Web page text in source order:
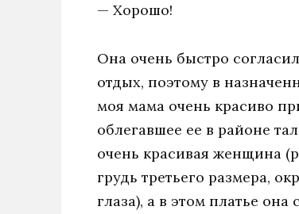
— Хорошо!
Она очень быстро
отдых, поэтому в
моя мама очень красиво
облегавшее ее в районе
очень красивая женщина
грудь третьего размера,
глаза), а в этом платье